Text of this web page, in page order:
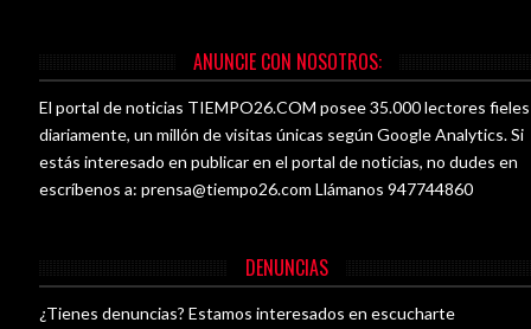
ANUNCIE CON NOSOTROS:
El portal de noticias TIEMPO26.COM posee 35.000 lectores fieles
diariamente, un millón de visitas únicas según Google Analytics. Si
estás interesado en publicar en el portal de noticias, no dudes en
escríbenos a:prensa@tiempo26.com Llámanos 947744860
DENUNCIAS
¿Tienes denuncias? Estamos interesados en escucharte